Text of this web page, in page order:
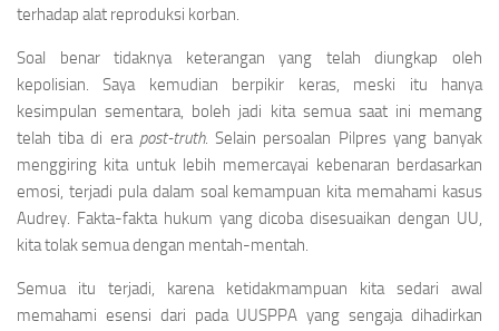
terhadap alat reproduksi korban.
Soal benar tidaknya keterangan yang telah diungkap oleh
kepolisian. Saya kemudian berpikir keras, meski itu hanya
kesimpulan sementara, boleh jadi kita semua saat ini memang
telah tiba di era post-truth. Selain persoalan Pilpres yang banyak
menggiring kita untuk lebih memercayai kebenaran berdasarkan
emosi, terjadi pula dalam soal kemampuan kita memahami kasus
Audrey. Fakta-fakta hukum yang dicoba disesuaikan dengan UU,
kita tolak semua dengan mentah-mentah.
Semua itu terjadi, karena ketidakmampuan kita sedari awal
memahami esensi dari pada UUSPPA yang sengaja dihadirkan